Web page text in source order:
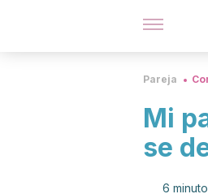
Pareja
Mi
se
6